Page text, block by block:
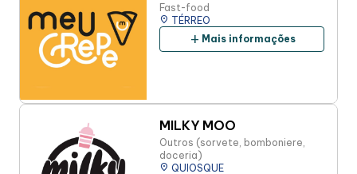
Fast-food
place TÉRREO
add Mais informações
MILKY MOO
Outros (sorvete, bomboniere,
doceria)
place QUIOSQUE